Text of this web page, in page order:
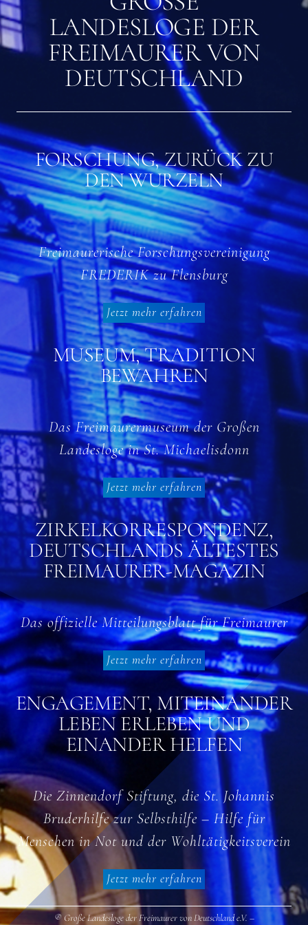
ANDESLOGE DER F
REIMAURER VON D
EUTSCHLAND
FORSCHUNG, ZURÜCK ZU
DEN WURZELN
Freimaurerische Forschungsvereinigung
FREDERIK zu Flensburg
Jetzt mehr erfahren
MUSEUM, TRADITION
BEWAHREN
Das Freimaurermuseum der Großen
Landesloge in St. Michaelisdonn
Jetzt mehr erfahren
ZIRKELKORRESPONDENZ,
DEUTSCHLANDS ÄLTESTES
FREIMAURER-MAGAZIN
Das offizielle Mitteilungsblatt für Freimaurer
Jetzt mehr erfahren
ENGAGEMENT, MITEINANDER
LEBEN ERLEBEN UND
EINANDER HELFEN
Die Zinnendorf Stiftung, die St. Johannis
Bruderhilfe zur Selbsthilfe – Hilfe für
Menschen in Not und der Wohltätigkeitsverein
Jetzt mehr erfahren
® Große Landesloge der Freimaurer von Deutschland e.V. –